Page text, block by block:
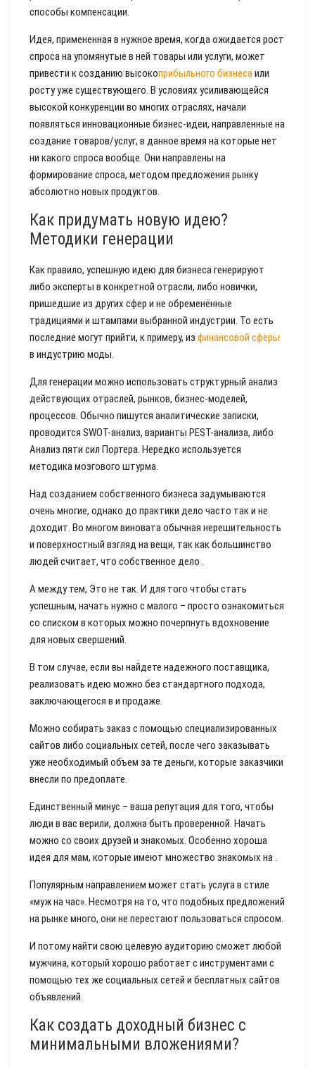
способы компенсации.
Идея, примененная в нужное время, когда ожидается рост
спроса на упомянутые в ней товары или услуги, может
привести к созданию высокоприбыльного бизнесаили
росту уже существующего. В условиях усиливающейся
высокой конкуренции во многих отраслях, начали
появляться инновационные бизнес-идеи, направленные на
создание товаров/услуг, в данное время на которые нет
ни какого спроса вообще. Они направлены на
формирование спроса, методом предложения рынку
абсолютно новых продуктов.
Как придумать новую идею?
Методики генерации
Как правило, успешную идею для бизнеса генерируют
либо эксперты в конкретной отрасли, либо новички,
пришедшие из других сфер и не обременённые
традициями и штампами выбранной индустрии. То есть
последние могут прийти, к примеру, из финансовой сферы
в индустрию моды.
Для генерации можно использовать структурный анализ
действующих отраслей, рынков, бизнес-моделей,
процессов. Обычно пишутся аналитические записки,
проводится SWOT-анализ, варианты PEST-анализа, либо
Анализ пяти сил Портера. Нередко используется
методика мозгового штурма.
Над созданием собственного бизнеса задумываются
очень многие, однако до практики дело часто так и не
доходит. Во многом виновата обычная нерешительность
и поверхностный взгляд на вещи, так как большинство
людей считает, что собственное дело .
А между тем, Это не так. И для того чтобы стать
успешным, начать нужно с малого – просто ознакомиться
со списком в которых можно почерпнуть вдохновение
для новых свершений.
В том случае, если вы найдете надежного поставщика,
реализовать идею можно без стандартного подхода,
заключающегося в и продаже.
Можно собирать заказ с помощью специализированных
сайтов либо социальных сетей, после чего заказывать
уже необходимый объем за те деньги, которые заказчики
внесли по предоплате.
Единственный минус – ваша репутация для того, чтобы
люди в вас верили, должна быть проверенной. Начать
можно со своих друзей и знакомых. Особенно хороша
идея для мам, которые имеют множество знакомых на .
Популярным направлением может стать услуга в стиле
«муж на час». Несмотря на то, что подобных предложений
на рынке много, они не перестают пользоваться спросом.
И потому найти свою целевую аудиторию сможет любой
мужчина, который хорошо работает с инструментами с
помощью тех же социальных сетей и бесплатных сайтов
объявлений.
Как создать доходный бизнес с
минимальными вложениями?